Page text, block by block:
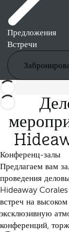
Предложения
Встречи
Конференц-залы
Предлагаем вам
проведения
Hideaway Corales
встреч на
эксклюзивную
конференций,